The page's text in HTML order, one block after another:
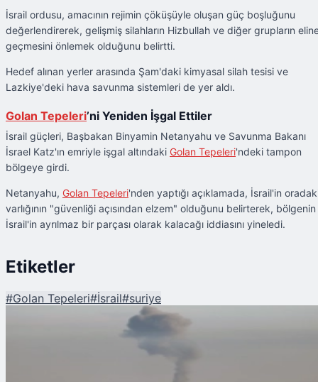
İsrail ordusu, amacının rejimin çöküşüyle ​​oluşan güç boşluğunu
değerlendirerek, gelişmiş silahların Hizbullah ve diğer grupların
geçmesini önlemek olduğunu belirtti.
Hedef alınan yerler arasında Şam'daki kimyasal silah tesisi ve
Lazkiye'deki hava savunma sistemleri de yer aldı.
Golan Tepeleri’ni Yeniden İşgal Ettiler
İsrail güçleri, Başbakan Binyamin Netanyahu ve Savunma Bakanı
İsrael Katz'ın emriyle işgal altındaki Golan Tepeleri'ndeki tampon
bölgeye girdi.
Netanyahu, Golan Tepeleri'nden yaptığı açıklamada, İsrail'in
varlığının "güvenliği açısından elzem" olduğunu belirterek, bölgenin
İsrail'in ayrılmaz bir parçası olarak kalacağı iddiasını yineledi.
Etiketler
#Golan Tepeleri#İsrail#suriye